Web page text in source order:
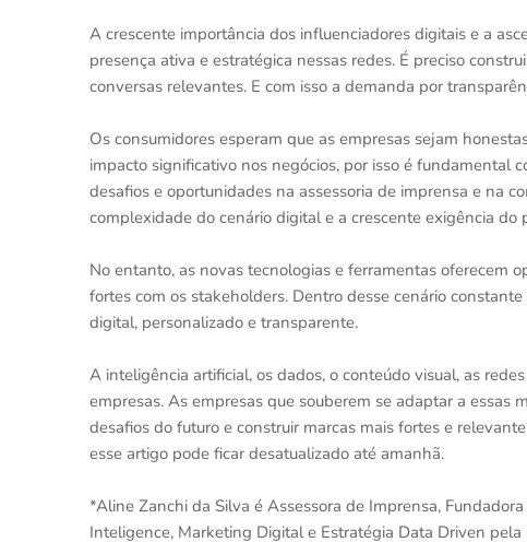
A crescente importância dos influenciadores digitais e a
presença ativa e estratégica nessas redes. É preciso
conversas relevantes. E com isso a demanda por
Os consumidores esperam que as empresas sejam
impacto significativo nos negócios, por isso é fundamental
desafios e oportunidades na assessoria de imprensa e na
complexidade do cenário digital e a crescente exigência
No entanto, as novas tecnologias e ferramentas oferecem
fortes com os stakeholders. Dentro desse cenário
digital, personalizado e transparente.
A inteligência artificial, os dados, o conteúdo visual, as
empresas. As empresas que souberem se adaptar a
desafios do futuro e construir marcas mais fortes e
esse artigo pode ficar desatualizado até amanhã.
*Aline Zanchi da Silva é Assessora de Imprensa,
Inteligence, Marketing Digital e Estratégia Data Driven